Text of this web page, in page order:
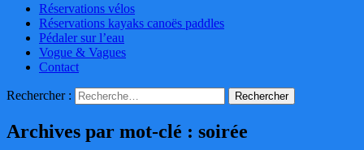
Réservations vélos
Réservations kayaks canoës paddles
Pédaler sur l’eau
Vogue & Vagues
Contact
Rechercher :
Archives par mot-clé : soirée